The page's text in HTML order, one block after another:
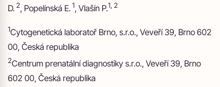
D. 2, Popelínská E. 1, Vlašín P.1, 2
1Cytogenetická laboratoř Brno, s.r.o., Veveří 39, Brno 602
00, Česká republika
2Centrum prenatální diagnostiky s.r.o., Veveří 39, Brno
602 00, Česká republika